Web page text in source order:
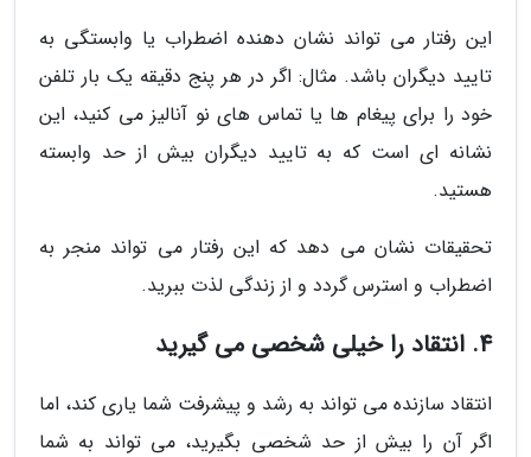
این رفتار می تواند نشان دهنده اضطراب یا وابستگی به
تایید دیگران باشد. مثال: اگر در هر پنج دقیقه یک بار تلفن
خود را برای پیغام ها یا تماس های نو آنالیز می کنید، این
نشانه ای است که به تایید دیگران بیش از حد وابسته
هستید.
تحقیقات نشان می دهد که این رفتار می تواند منجر به
اضطراب و استرس گردد و از زندگی لذت ببرید.
4. انتقاد را خیلی شخصی می گیرید
انتقاد سازنده می تواند به رشد و پیشرفت شما یاری کند، اما
اگر آن را بیش از حد شخصی بگیرید، می تواند به شما